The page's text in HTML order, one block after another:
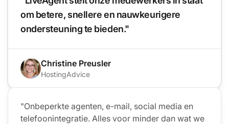
om betere, snellere en nauwkeurigere
ondersteuning te bieden."
Christine Preusler
HostingAdvice
"Onbeperkte agenten, e-mail, social media en
telefoonintegratie. Alles voor minder dan wat we